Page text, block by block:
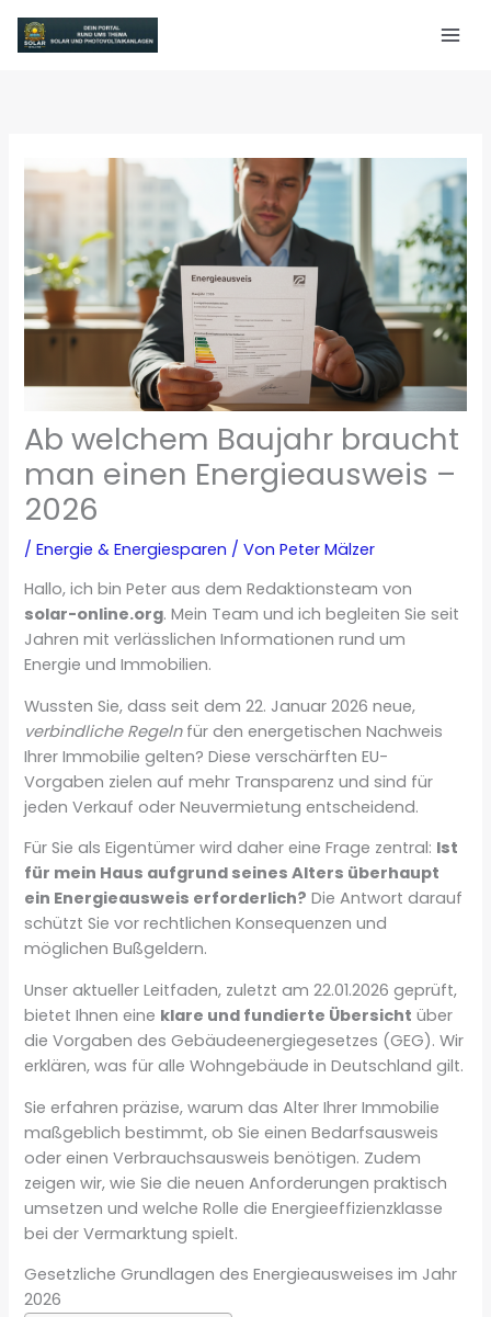
Inhalt
Ab welchem Baujahr braucht
man einen Energieausweis –
2026
/Energie & Energiesparen / VonPeter Mälzer
Hallo, ich bin Peter aus dem Redaktionsteam von
solar-online.org. Mein Team und ich begleiten Sie seit
Jahren mit verlässlichen Informationen rund um
Energie und Immobilien.
Wussten Sie, dass seit dem 22. Januar 2026 neue,
verbindliche Regelnfür den energetischen Nachweis
Ihrer Immobilie gelten? Diese verschärften EU-
Vorgaben zielen auf mehr Transparenz und sind für
jeden Verkauf oder Neuvermietung entscheidend.
Für Sie als Eigentümer wird daher eine Frage zentral: Ist
für mein Haus aufgrund seines Alters überhaupt
ein Energieausweis erforderlich? Die Antwort darauf
schützt Sie vor rechtlichen Konsequenzen und
möglichen Bußgeldern.
Unser aktueller Leitfaden, zuletzt am 22.01.2026 geprüft,
bietet Ihnen eine klare und fundierte Übersicht über
die Vorgaben des Gebäudeenergiegesetzes (GEG). Wir
erklären, was für alle Wohngebäude in Deutschland gilt.
Sie erfahren präzise, warum das Alter Ihrer Immobilie
maßgeblich bestimmt, ob Sie einen Bedarfsausweis
oder einen Verbrauchsausweis benötigen. Zudem
zeigen wir, wie Sie die neuen Anforderungen praktisch
umsetzen und welche Rolle die Energieeffizienzklasse
bei der Vermarktung spielt.
Gesetzliche Grundlagen des Energieausweises im Jahr
2026